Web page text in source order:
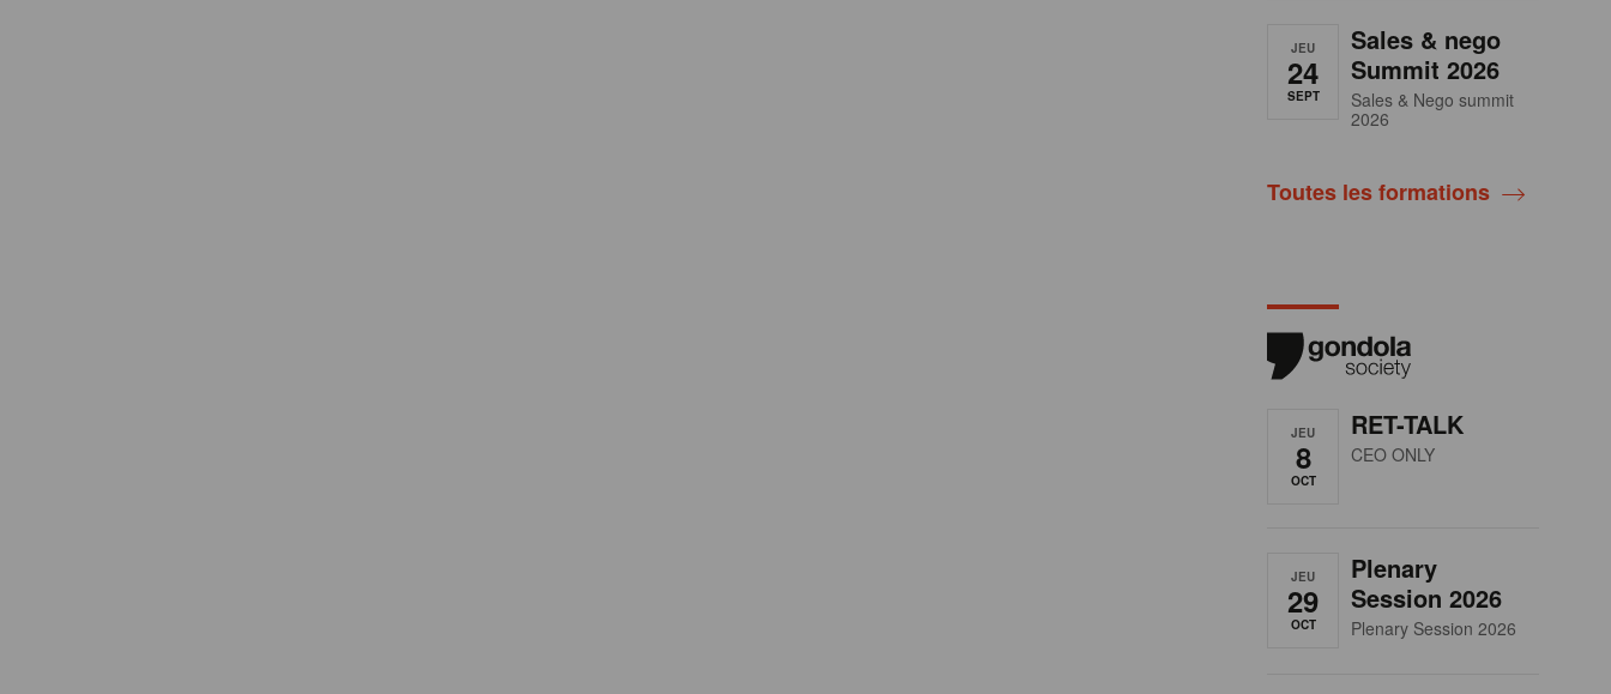
JEU
24
SEPT
Sales & nego
Summit 2026
Sales & Nego summit
2026
Toutes les formations
JEU
8
OCT
RET-TALK
CEO ONLY
JEU
29
OCT
Plenary
Session 2026
Plenary Session 2026